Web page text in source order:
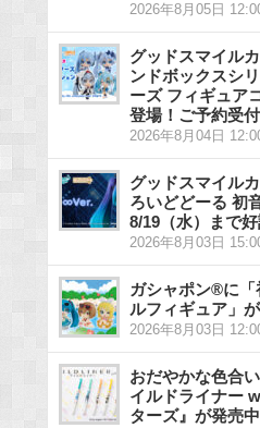
2026年8月05日
グッドスマイル
ンドボックスシ
ーズ フィギュア
登場！ご予約受付
2026年8月04日
グッドスマイル
ろいどどーる 初
8/19（水）まで
2026年8月03日
ガシャポン®に
ルフィギュア」が
2026年8月03日
おだやかな色合
イルドライナー
ターズ』が発売中